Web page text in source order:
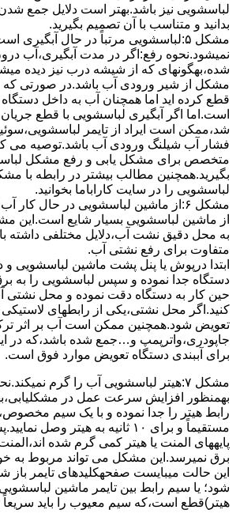
لباسشویی نیز باشد.بهتر است دلایل جمع
بدانید و متناسب با آن تصمیم بگیرید.
مشکل ۵:لباسشویی مرتباً در ﺣﺎل
نمیشود.نحوه رﻓﻊ:اﮔﺮ در ﻣﺪت آﺑﮕﯿﺮی،آب
ﺷﺪه،بهگونهای ﮐﻪ از ﺷﯿﺸﻪ درب ﻧﯿﺰ دﯾﺪه
مشکل از شیر ورودی آب باشد.در صورتی که
قطع کرده اید اما همچنان آب به داخل
است.اما اگر آبگیری لباسشویی با قطع
شد،ممکن است ایراد از تایمر
فشار آب شیلنگ ورودی آب باشد.توصیه می
متخصص برای مشکل یابی و رفع مشکل
بگیرید.همچنین مطالب بیشتر در رابطه با
لباسشویی را در سایت کاراباما بخوانید.
مشکل ۶:از ﻣﺎﺷﯿﻦ لباسشویی در ﺣﺎل
از ماشین لباسشویی بسیار شایع است.این
به محل دقیق نشت آب،دلایل مختلفی داشته
متفاوت برای رفع نشتی آب.
ابتدا درپوش یا پنل ﭘﺸﺖ ﻣﺎﺷﯿﻦ لباسشویی و
دستگاه ﺟﺪا ﻧﻤﻮده و ﺳﭙﺲ لباسشویی را ﺑﻪ
حین کار به دستگاه دقت نموده و ﻣﺤﻞ نشتی
کنید.اﮔﺮ ﻣﺤﻞ نشتی،ﯾﮑﯽ از رابطهای
ﺗﻌﻮﯾﺾ شود.همچنین ﻣﻤﮑﻦ اﺳﺖ آب بر اثر
ﺟﺎﭘﻮدری،واترپمپ و…جمع شده ﺑﺎﺷﺪ،ﮐﻪ در
برای آببندی دستگاه ﺗﻌﻮﯾﺾ ﻣﻮارد ﻓﻮق اﺳﺖ.
مشکل ۷:ﻫﯿﺘﺮ لباسشویی آب را ﮔﺮم
بهمنظور اﻓﺰاﯾﺶ ﺳﺮﻋﺖ ﻋﻤﻞ در
مستقیماً و برای ۱۰ ﺛﺎﻧﯿﻪ ﺑﻪ ﻫﯿﺘﺮ
پایههای اﻟﻤﻨﺖ یا هیتر کمی ﮔﺮم ﺷﺪه
ﺑﺮق نمیرسد.اﯾﻦ ﻣﺸﮑﻞ می تواند مربوط به
این حالت میبایست صفحهکلیدهای ﺗﺎﯾﻤﺮ باز
شود؛ ﯾﺎ ﺳﯿﻢ راﺑﻂ ﺑﯿﻦ ﺗﺎﯾﻤﺮ ماشین
ﻫﯿﺘﺮ)ﻗﻄﻊ اﺳﺖ،ﮐﻪ ﺳﯿﻢ ﻣﻌﯿﻮب را ﺑﺎﯾﺪ